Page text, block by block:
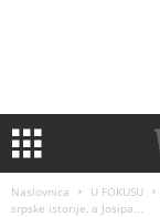
Naslovnica U FOKUSU
srpske istorije, a Josipa...